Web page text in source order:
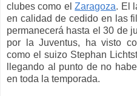
clubes como elZaragoza. El
en calidad de cedido en las
permanecerá hasta el 30 de
por la Juventus, ha visto
como el suizo Stephan
llegando al punto de no
en toda la temporada.